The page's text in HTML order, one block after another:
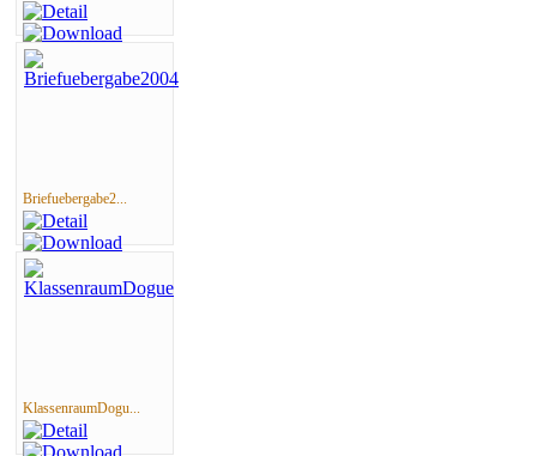
Briefuebergabe2...
KlassenraumDogu...